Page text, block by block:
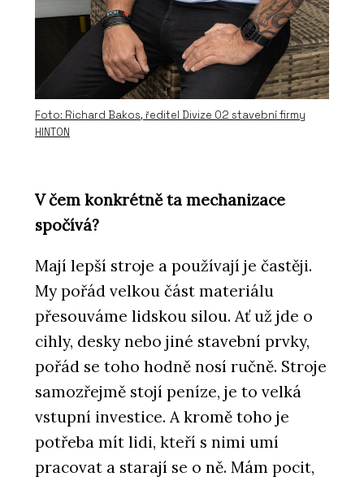
Foto: Richard Bakos, ředitel Divize 02 stavební firmy
HINTON
V čem konkrétně ta mechanizace
spočívá?
Mají lepší stroje a používají je častěji.
My pořád velkou část materiálu
přesouváme lidskou silou. Ať už jde o
cihly, desky nebo jiné stavební prvky,
pořád se toho hodně nosí ručně. Stroje
samozřejmě stojí peníze, je to velká
vstupní investice. A kromě toho je
potřeba mít lidi, kteří s nimi umí
pracovat a starají se o ně. Mám pocit,